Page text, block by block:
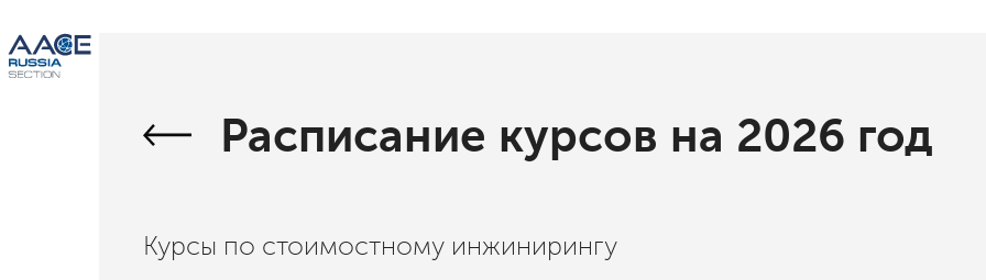
Расписание курсов на 2026 год
Курсы по стоимостному инжинирингу